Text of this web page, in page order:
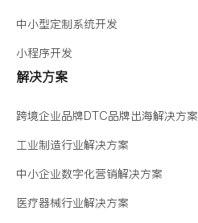
中小型定制系统开发
小程序开发
解决方案
跨境企业品牌DTC品牌出海解决方案
工业制造行业解决方案
中小企业数字化营销解决方案
医疗器械行业解决方案